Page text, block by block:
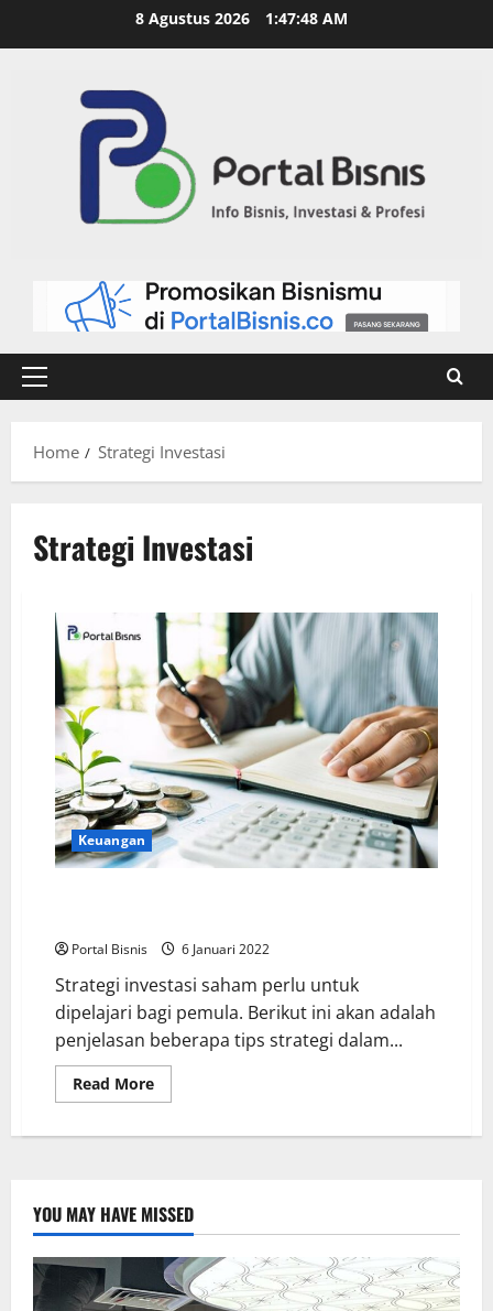
8 Agustus 2026 1:47:49 AM
Home Strategi Investasi
Strategi Investasi
Keuangan
Portal Bisnis 6 Januari 2022
Strategi investasi saham perlu untuk
dipelajari bagi pemula. Berikut ini akan adalah
penjelasan beberapa tips strategi dalam...
Read More
YOU MAY HAVE MISSED